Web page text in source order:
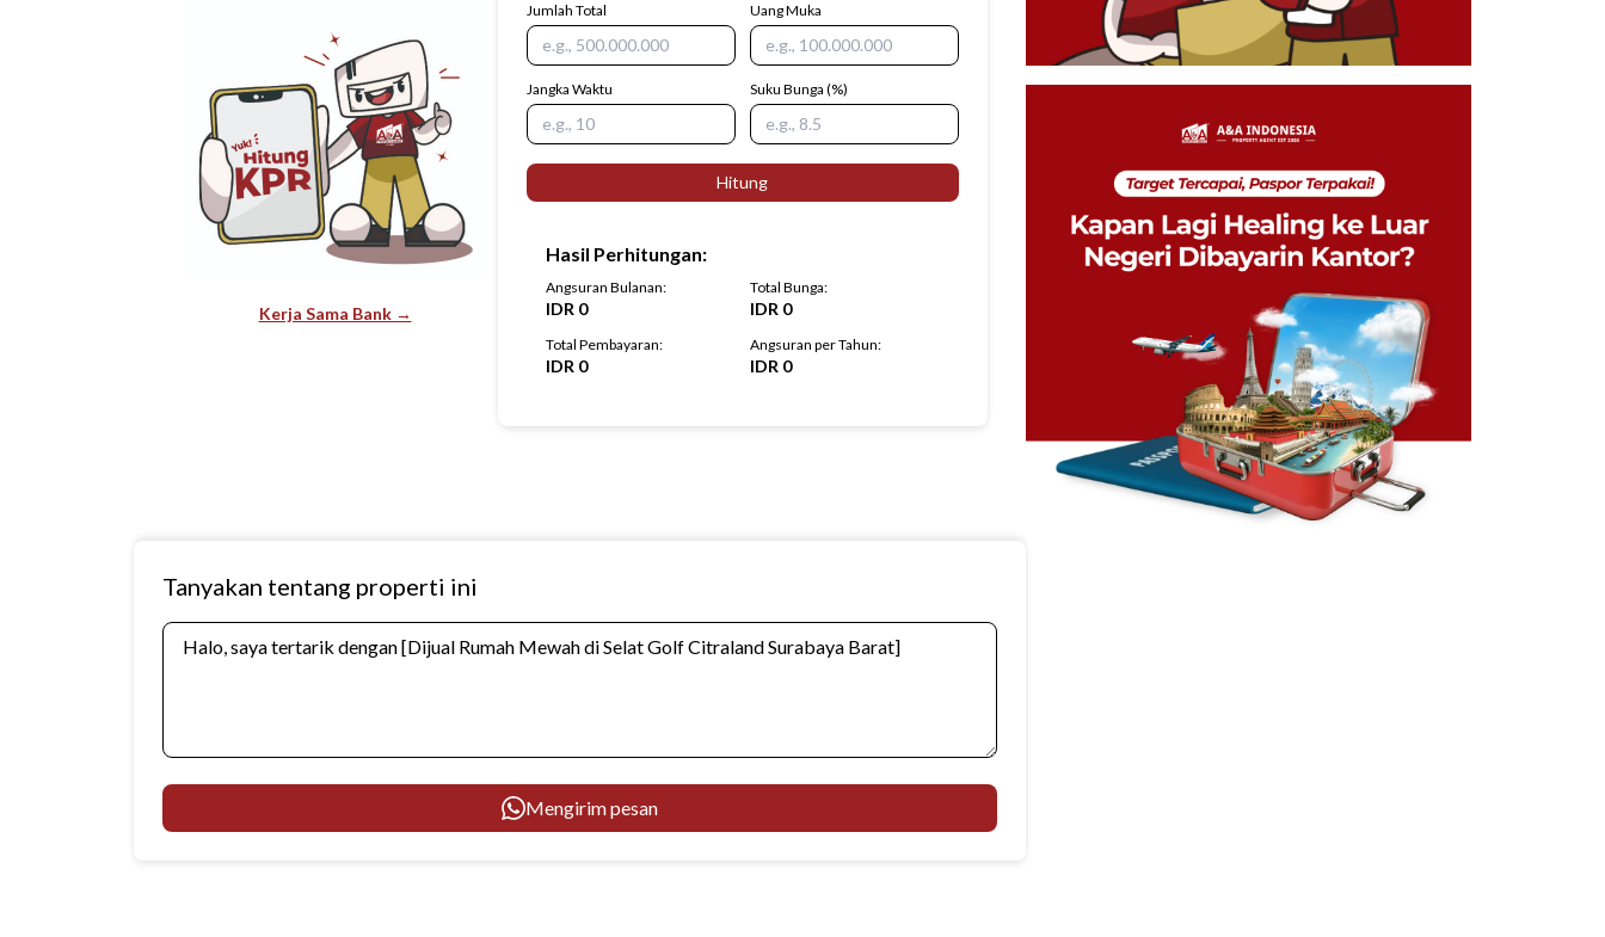
Tanyakan tentang properti ini
Mengirim pesan
Kerja Sama Bank →
Jumlah Total Uang Muka
Jangka Waktu Suku Bunga (%)
Hitung
Hasil Perhitungan:
Angsuran Bulanan:
IDR 0
Total Bunga:
IDR 0
Total Pembayaran:
IDR 0
Angsuran per Tahun:
IDR 0